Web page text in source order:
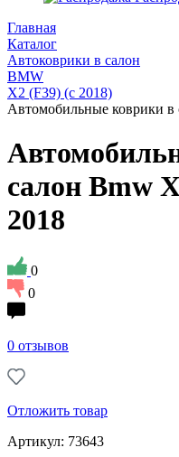
Главная
Каталог
Автоковрики в салон
BMW
X2 (F39) (с 2018)
Автомобильные коврики в
салон Bmw
2018
0
0
0 отзывов
Отложить товар
Артикул: 73643